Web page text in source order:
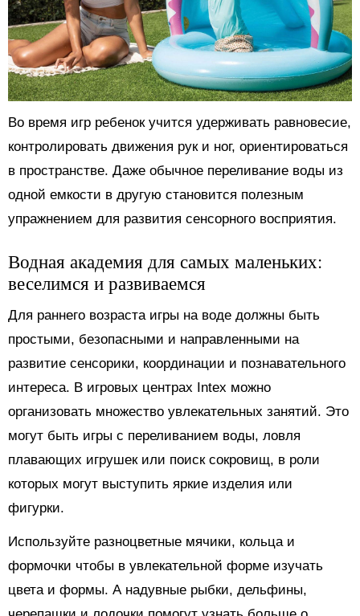
Во время игр ребенок учится удерживать равновесие,
контролировать движения рук и ног, ориентироваться
в пространстве. Даже обычное переливание воды из
одной емкости в другую становится полезным
упражнением для развития сенсорного восприятия.
Водная академия для самых маленьких:
веселимся и развиваемся
Для раннего возраста игры на воде должны быть
простыми, безопасными и направленными на
развитие сенсорики, координации и познавательного
интереса. В игровых центрах Intex можно
организовать множество увлекательных занятий. Это
могут быть игры с переливанием воды, ловля
плавающих игрушек или поиск сокровищ, в роли
которых могут выступить яркие изделия или
фигурки.
Используйте разноцветные мячики, кольца и
формочки чтобы в увлекательной форме изучать
цвета и формы. А надувные рыбки, дельфины,